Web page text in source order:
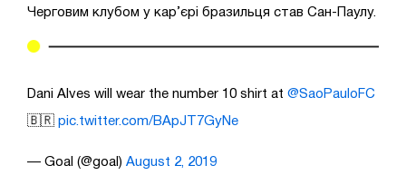
Черговим клубом у кар’єрі бразильця став Сан-Паулу.
Dani Alves will wear the number 10 shirt at @SaoPauloFC
🇧🇷 pic.twitter.com/BApJT7GyNe
— Goal (@goal) August 2, 2019